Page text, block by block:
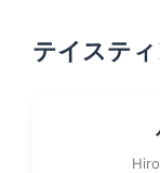
テイステ